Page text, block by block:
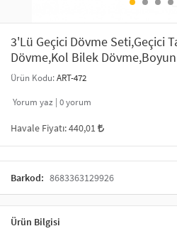
ŞAL VE FULAR
ODA KOKUSU VE MUM
3'Lü Geçici Dövme Seti,Geçici
Dövme,Kol Bilek
Ürün Kodu:ART-472
Yorum yaz | 0yorum
Havale Fiyatı:440,01
Barkod: 8683363129926
Ürün Bilgisi